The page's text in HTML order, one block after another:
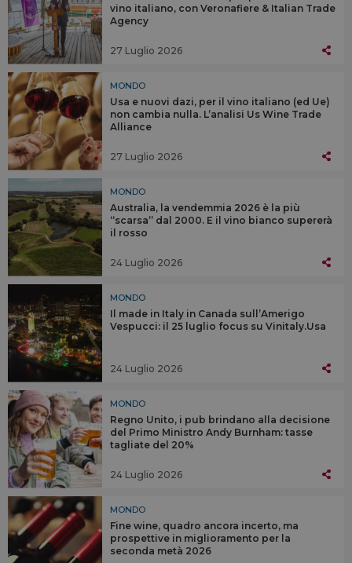
vino italiano, con Veronafiere & Italian Trade
Agency
27 Luglio 2026
MONDO
Usa e nuovi dazi, per il vino italiano (ed Ue)
non cambia nulla. L’analisi Us Wine Trade
Alliance
27 Luglio 2026
MONDO
Australia, la vendemmia 2026 è la più
“scarsa” dal 2000. E il vino bianco supererà
il rosso
24 Luglio 2026
MONDO
Il made in Italy in Canada sull’Amerigo
Vespucci: il 25 luglio focus su Vinitaly.Usa
24 Luglio 2026
MONDO
Regno Unito, i pub brindano alla decisione
del Primo Ministro Andy Burnham: tasse
tagliate del 20%
24 Luglio 2026
MONDO
Fine wine, quadro ancora incerto, ma
prospettive in miglioramento per la
seconda metà 2026